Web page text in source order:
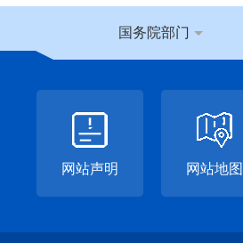
国务院部门
网站声明 网站地图